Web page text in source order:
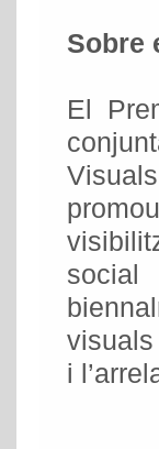
Sobre
El
social
i